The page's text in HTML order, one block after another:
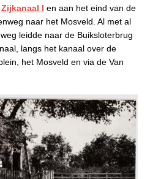
Zijkanaal I en aan het eind van de
naar het Mosveld. Al met al
leidde naar de Buiksloterbrug
langs het kanaal over de
het Mosveld en via de Van